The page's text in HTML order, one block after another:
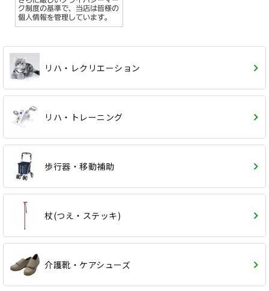
リハ・レクリエーション
リハ・トレーニング
歩行器・移動補助
杖(つえ・ステッキ)
介護靴・ケアシューズ